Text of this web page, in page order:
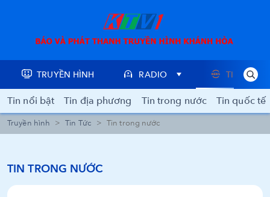
TRUYỀN HÌNH RADIO TIN TỨC
Tin nổi bật Tin địa phương Tin trong nước Tin quốc tế
Truyền hình Tin Tức Tin trong nước
TIN TRONG NƯỚC